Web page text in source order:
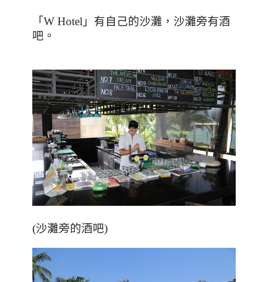
「 W Hotel 」有自己的沙灘，沙灘旁有酒
吧。
(沙灘旁的酒吧)